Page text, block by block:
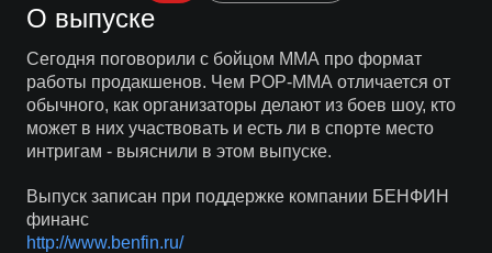
О выпуске
Сегодня поговорили с бойцом ММА про формат
работы продакшенов. Чем РОР-ММА отличается от
обычного, как организаторы делают из боев шоу, кто
может в них участвовать и есть ли в спорте место
интригам - выяснили в этом выпуске.
Выпуск записан при поддержке компании БЕНФИН
финанс
http://www.benfin.ru/